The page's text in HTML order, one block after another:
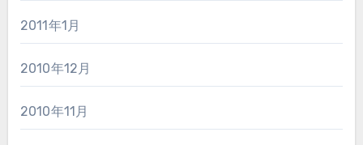
2011年1月
2010年12月
2010年11月